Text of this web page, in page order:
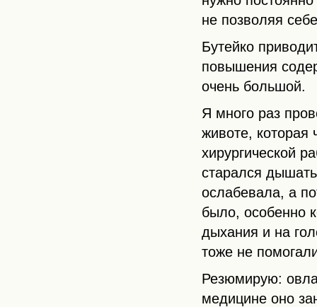
не позволяя
Бутейко
повышения
очень большой.
Я много раз
животе, которая
хирургической
старался
ослабевала, а
было, особенно
дыхания и на
тоже не
Резюмирую:
медицине оно